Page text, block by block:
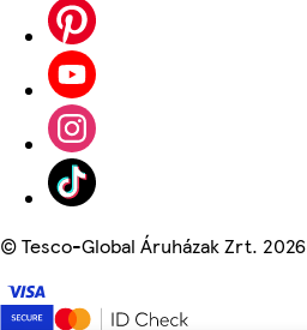
©Tesco-Global Áruházak Zrt. 2026